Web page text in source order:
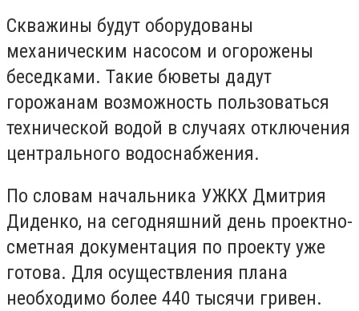
Скважины будут оборудованы
механическим насосом и огорожены
беседками. Такие бюветы дадут
горожанам возможность пользоваться
технической водой в случаях отключения
центрального водоснабжения.
По словам начальника УЖКХ Дмитрия
Диденко, на сегодняшний день проектно-
сметная документация по проекту уже
готова. Для осуществления плана
необходимо более 440 тысячи гривен.